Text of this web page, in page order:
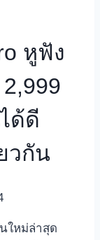
หูฟัง
ด้ดี
วกัน
ใหม่ล่าสุด